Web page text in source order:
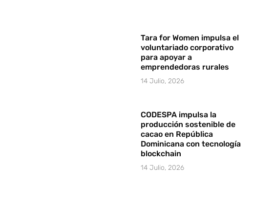
Tara for Women impulsa el
voluntariado corporativo
para apoyar a
emprendedoras rurales
14 Julio, 2026
CODESPA impulsa la
producción sostenible de
cacao en República
Dominicana con tecnología
blockchain
14 Julio, 2026